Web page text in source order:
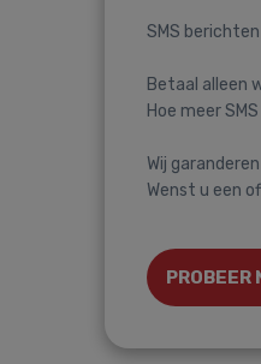
SMS
Betaal alleen
Hoe meer
Wij
Wenst u een
PROBEER